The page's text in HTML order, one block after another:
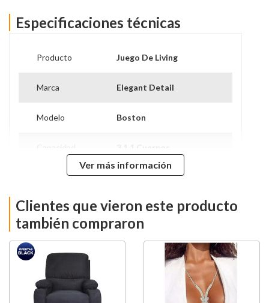
Especificaciones técnicas
Producto Juego De Living
Marca Elegant Detail
Modelo Boston
Composición 3
Material Madera
Relleno Espuma 24 D
Alto Cuerpo 1
Ver más información
Clientes que vieron este producto
también compraron